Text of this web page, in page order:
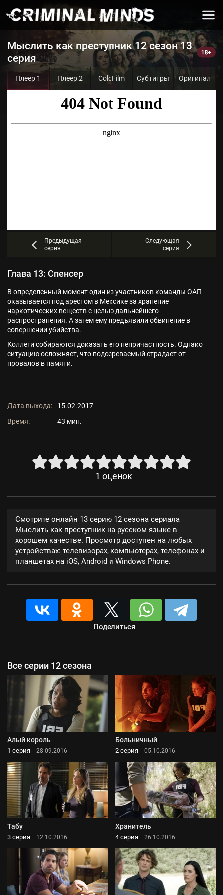
Мыслить как преступник 12 сезон 13
серия
Плеер 1 Плеер 2 ColdFilm Субтитры Оригинал
Предыдущая
серия
Следующая
серия
Глава 13: Спенсер
В определенный момент один из участников команды ОАП
оказывается под арестом в Мексике за хранение
наркотических веществ с целью дальнейшего
распространения. А затем ему предъявили обвинение в
совершении убийства.
Коллеги собираются доказать его непричастность. Однако
ситуацию осложняет, что подозреваемый страдает от
провалов в памяти.
Дата выхода:
15.02.2017
Время:
43 мин.
1 оценок
Смотрите онлайн 13 серию 12 сезона сериала
Мыслить как преступник на русском языке в
хорошем качестве. Просмотр доступен на любых
устройствах: телевизорах, компьютерах, телефонах и
планшетах на iOS, Android и Windows Phone.
Поделиться
Все серии 12 сезона
Алый король
1 серия 28.09.2016
Больничный
2 серия 05.10.2016
Табу
3 серия 12.10.2016
Хранитель
4 серия 26.10.2016